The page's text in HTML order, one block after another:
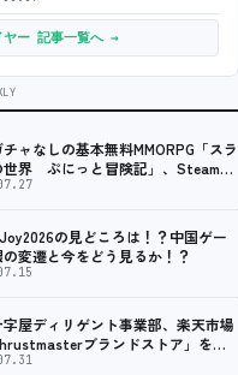
ヤー 記事一覧へ →
ャなしの基本無料MMORPG「スラ
世界 ぷにっと冒険記」、Steam向
体験版が8月末に配信決定
の見どころは！？中国ゲー
の変遷と今をどう見るか！？
屋ディリゲント事業部、楽天市場
ブランドストア」をオ
記念キャンペーンでポイントアッ